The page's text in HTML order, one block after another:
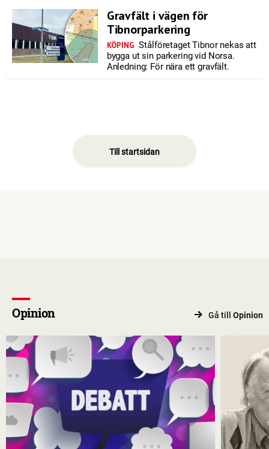
Gravfält i vägen för
Tibnorparkering
KÖPING Stålföretaget Tibnor nekas att
bygga ut sin parkering vid Norsa.
Anledning: För nära ett gravfält.
Till startsidan
Opinion Gå till Opinion